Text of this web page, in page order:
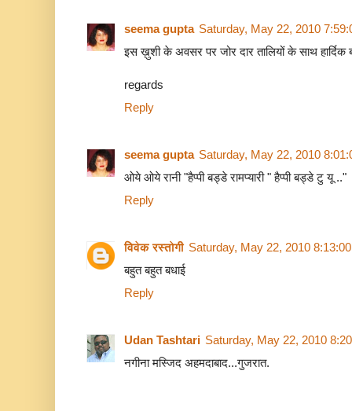
seema gupta Saturday, May 22, 2010
इस ख़ुशी के अवसर पर जोर दार तालियों के साथ हार्दिक
regards
Reply
seema gupta Saturday, May 22, 2010
ओये ओये रानी "हैप्पी बड्डे रामप्यारी " हैप्पी बड्डे टु यू .."
Reply
विवेक रस्तोगी Saturday, May 22, 2010
बहुत बहुत बधाई
Reply
Udan Tashtari Saturday, May 22, 2010
नगीना मस्जिद अहमदाबाद...गुजरात.